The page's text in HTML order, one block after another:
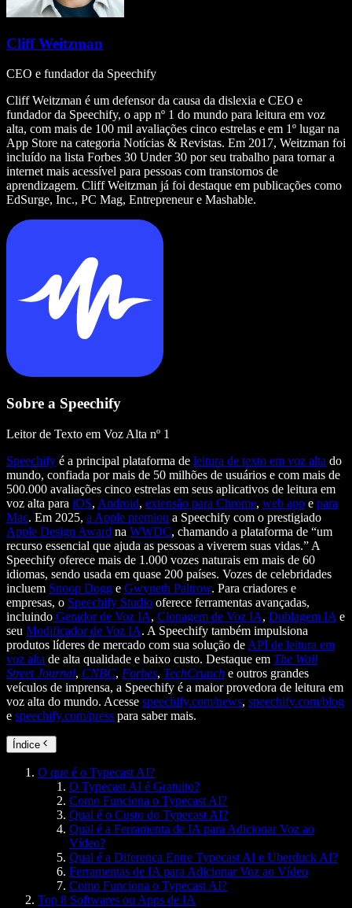
Cliff Weitzman
CEO e fundador da Speechify
Cliff Weitzman é um defensor da causa da dislexia e CEO e
fundador da Speechify, o app nº 1 do mundo para leitura em voz
alta, com mais de 100 mil avaliações cinco estrelas e em 1º lugar na
App Store na categoria Notícias & Revistas. Em 2017, Weitzman foi
incluído na lista Forbes 30 Under 30 por seu trabalho para tornar a
internet mais acessível para pessoas com transtornos de
aprendizagem. Cliff Weitzman já foi destaque em publicações como
EdSurge, Inc., PC Mag, Entrepreneur e Mashable.
Sobre a Speechify
Leitor de Texto em Voz Alta nº 1
Speechify é a principal plataforma de leitura de texto em voz alta do
mundo, confiada por mais de 50 milhões de usuários e com mais de
500.000 avaliações cinco estrelas em seus aplicativos de leitura em
voz alta para iOS, Android, extensão para Chrome, web app e para
Mac. Em 2025, a Apple premiou a Speechify com o prestigiado
Apple Design Award na WWDC, chamando a plataforma de “um
recurso essencial que ajuda as pessoas a viverem suas vidas.” A
Speechify oferece mais de 1.000 vozes naturais em mais de 60
idiomas, sendo usada em quase 200 países. Vozes de celebridades
incluem Snoop Dogg e Gwyneth Paltrow. Para criadores e
empresas, o Speechify Studio oferece ferramentas avançadas,
incluindo Gerador de Voz IA, Clonagem de Voz IA, Dublagem IA e
seu Modificador de Voz IA. A Speechify também impulsiona
produtos líderes de mercado com sua solução de API de leitura em
voz alta de alta qualidade e baixo custo. Destaque em The Wall
Street Journal, CNBC, Forbes, TechCrunch e outros grandes
veículos de imprensa, a Speechify é a maior provedora de leitura em
voz alta do mundo. Acesse speechify.com/news, speechify.com/blog
e speechify.com/press para saber mais.
Índice
O que é o Typecast AI?
O Typecast AI é Gratuito?
Como Funciona o Typecast AI?
Qual é o Custo do Typecast AI?
Qual é a Ferramenta de IA para Adicionar Voz ao
Vídeo?
Qual é a Diferença Entre Typecast AI e Uberduck AI?
Ferramentas de IA para Adicionar Voz ao Vídeo
Como Funciona o Typecast AI?
Top 8 Softwares ou Apps de IA